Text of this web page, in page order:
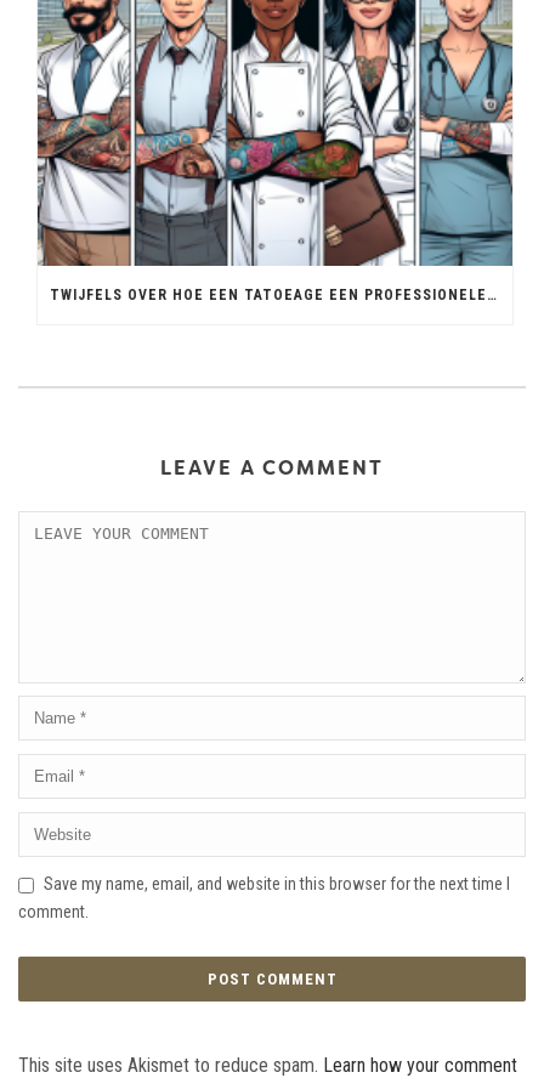
TWIJFELS OVER HOE EEN TATOEAGE EEN PROFESSIONELE UITSTRALING KAN BEÏNVLOEDEN.
LEAVE A COMMENT
Save my name, email, and website in this browser for the next time I
comment.
This site uses Akismet to reduce spam. Learn how your comment